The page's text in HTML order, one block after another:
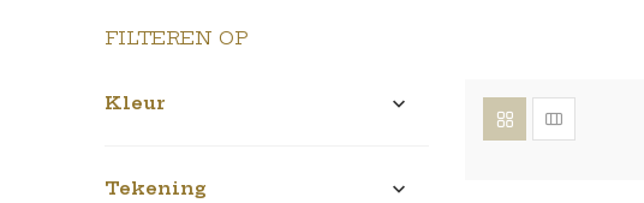
FILTEREN OP
Kleur 
Tekening 